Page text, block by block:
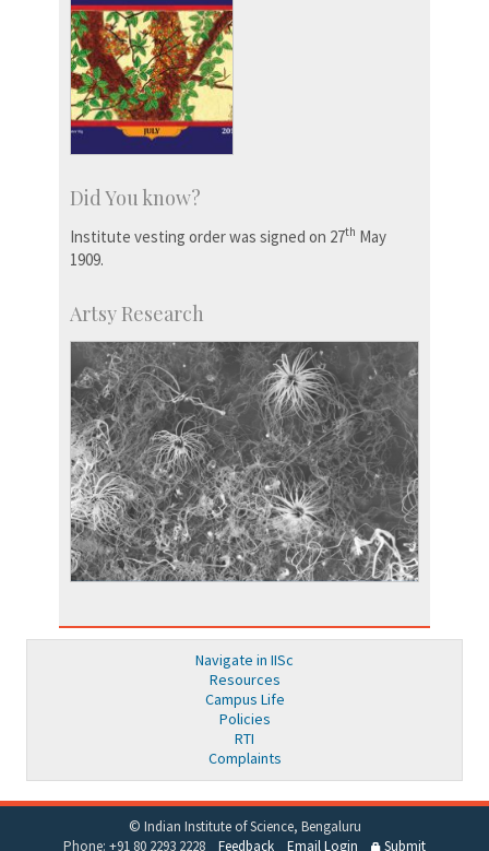
Did You know?
Institute vesting order was signed on 27th May
1909.
Artsy Research
Navigate in IISc
Resources
Campus Life
Policies
RTI
Complaints
© Indian Institute of Science, Bengaluru
Phone: +91 80 2293 2228 Feedback Email Login Submit